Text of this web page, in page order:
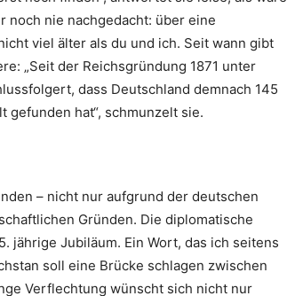
noch nie nachgedacht: über eine
viel älter als du und ich. Seit wann gibt
„Seit der Reichsgründung 1871 unter
dass Deutschland demnach 145
gefunden hat“, schmunzelt sie.
– nicht nur aufgrund der deutschen
Gründen. Die diplomatische
jährige Jubiläum. Ein Wort, das ich seitens
soll eine Brücke schlagen zwischen
Verflechtung wünscht sich nicht nur